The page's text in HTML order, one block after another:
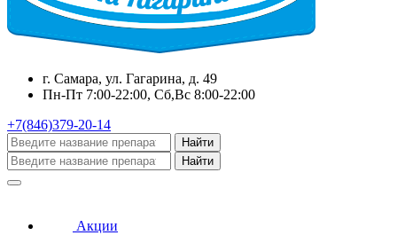
г. Самара, ул. Гагарина, д. 49
Пн-Пт 7:00-22:00, Сб,Вс 8:00-22:00
+7(846)379-20-14
Найти
Найти
Акции